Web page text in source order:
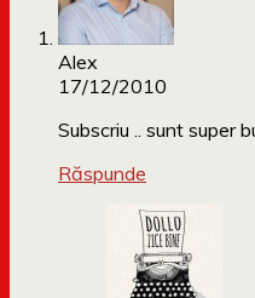
Alex
17/12/2010
Subscriu .. sunt super
Răspunde